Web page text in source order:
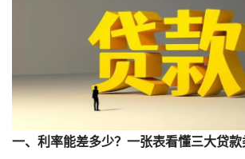
一、利率能差多少？一张表看懂三大贷款